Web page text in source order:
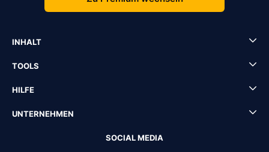
INHALT
TOOLS
HILFE
UNTERNEHMEN
SOCIAL MEDIA